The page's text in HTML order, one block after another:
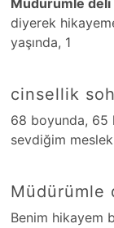
Müdürümle deli
diyerek
yaşında, 1
cinsellik
68 boyunda, 65
sevdiğim
Müdürümle
Benim hikayem